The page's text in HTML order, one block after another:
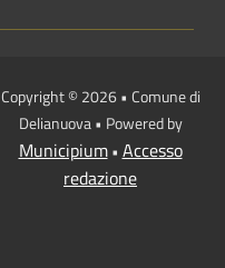
Copyright © 2026 • Comune di
Delianuova • Powered by
Municipium• Accesso
redazione